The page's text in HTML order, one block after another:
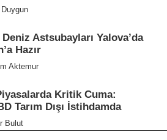
Astsubayları Yalova’da
Hazır
Aktemur
Kritik Cuma:
Tarım Dışı İstihdamda
Bulut